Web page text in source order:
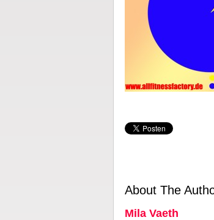
About The
Mila Vaeth